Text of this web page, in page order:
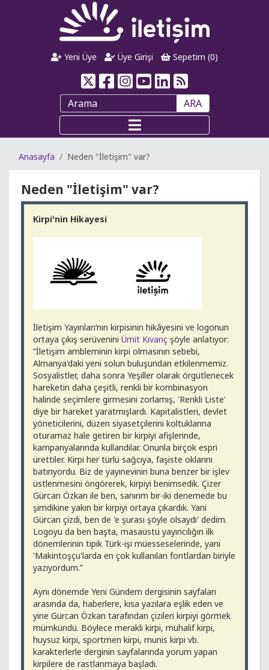
Yeni Üye Üye Girişi Sepetim (0)
ARA
Anasayfa Neden "İletişim" var?
Neden "İletişim" var?
Kirpi'nin Hikayesi
İletişim Yayınları’nın kirpisinin hikâyesini ve logonun
ortaya çıkış serüvenini Ümit Kıvanç şöyle anlatıyor:
“İletişim ambleminin kirpi olmasının sebebi,
Almanya'daki yeni solun buluşundan etkilenmemiz.
Sosyalistler, daha sonra Yeşiller olarak örgütlenecek
hareketin daha çeşitli, renkli bir kombinasyon
halinde seçimlere girmesini zorlamış, 'Renkli Liste'
diye bir hareket yaratmışlardı. Kapitalistleri, devlet
yöneticilerini, düzen siyasetçilerini koltuklarına
oturamaz hale getiren bir kirpiyi afişlerinde,
kampanyalarında kullandılar. Onunla birçok espri
ürettiler. Kirpi her türlü sağcıya, faşiste oklarını
batırıyordu. Biz de yayınevinin buna benzer bir işlev
üstlenmesini öngörerek, kirpiyi benimsedik. Çizer
Gürcan Özkan ile ben, sanırım bir-iki denemede bu
şimdikine yakın bir kirpiyi ortaya çıkardık. Yani
Gürcan çizdi, ben de 'e şurası şöyle olsaydı' dedim.
Logoyu da ben başta, masaüstü yayıncılığın ilk
dönemlerinin tipik Türk-işi müesseselerinde, yani
'Makintoşçu'larda en çok kullanılan fontlardan biriyle
yazıyordum.”
Aynı dönemde Yeni Gündem dergisinin sayfaları
arasında da, haberlere, kısa yazılara eşlik eden ve
yine Gürcan Özkan tarafından çizilen kirpiyi görmek
mümkündü. Böylece meraklı kirpi, muhalif kirpi,
huysuz kirpi, sportmen kirpi, munis kirpi vb.
karakterlerle derginin sayfalarında yorum yapan
kirpilere de rastlanmaya başladı.